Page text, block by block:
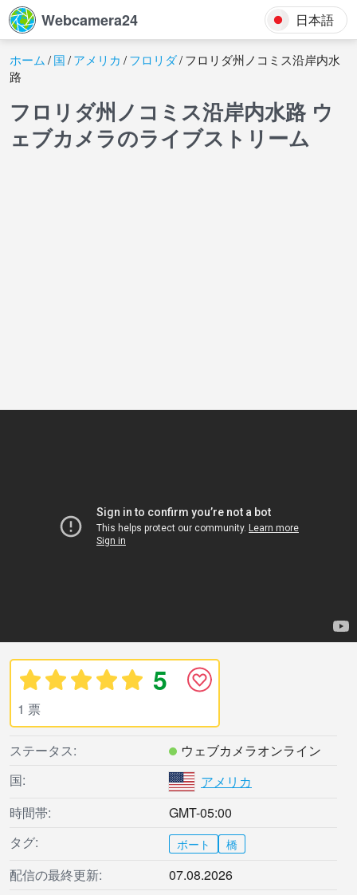
Webcamera24 日本語
ホーム 国 アメリカ フロリダ フロリダ州ノコミス沿岸内水
路
フロリダ州ノコミス沿岸内水路 ウ
ェブカメラのライブストリーム
5
1 票
ステータス:
ウェブカメラオンライン
国:
アメリカ
時間帯:
GMT-05:00
タグ:
ボート 橋
配信の最終更新:
07.08.2026